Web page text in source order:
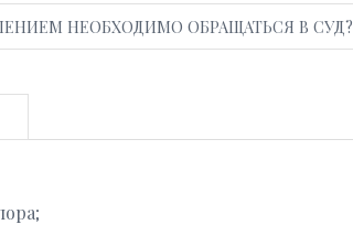
НЕОБХОДИМО ОБРАЩАТЬСЯ В СУД?